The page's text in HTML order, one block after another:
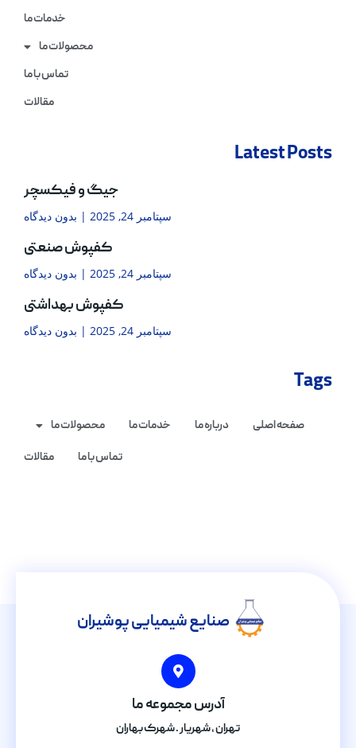
خدمات ما
محصولات ما
تماس با ما
مقالات
Latest Posts
جیگ و فیکسچر
سپتامبر 24, 2025 بدون دیدگاه
کفپوش صنعتی
سپتامبر 24, 2025 بدون دیدگاه
کفپوش بهداشتی
سپتامبر 24, 2025 بدون دیدگاه
Tags
صفحه اصلی درباره ما خدمات ما
محصولات ما
تماس با ما
مقالات
صنایع شیمیایی پوشیران
آدرس مجموعه ما
تهران , شهریار . شهرک بهاران